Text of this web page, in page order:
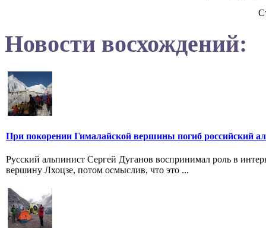
Новости восхождений:
При покорении Гималайской вершины погиб российский
Русский альпинист Сергей Дуганов воспринимал роль в
вершину Лхоцзе, потом осмыслив, что это ...